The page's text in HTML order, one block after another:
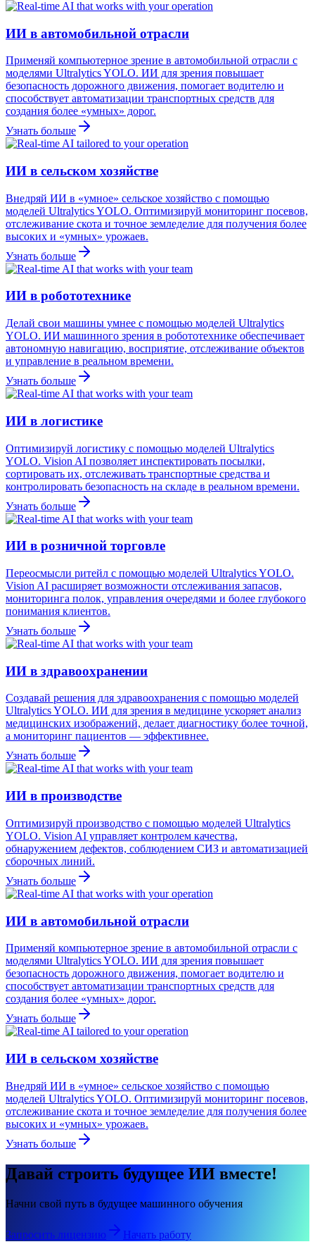
ИИ в автомобильной отрасли
Применяй компьютерное зрение в автомобильной отрасли с
моделями Ultralytics YOLO. ИИ для зрения повышает
безопасность дорожного движения, помогает водителю и
способствует автоматизации транспортных средств для
создания более «умных» дорог.
Узнать больше
ИИ в сельском хозяйстве
Внедряй ИИ в «умное» сельское хозяйство с помощью
моделей Ultralytics YOLO. Оптимизируй мониторинг посевов,
отслеживание скота и точное земледелие для получения более
высоких и «умных» урожаев.
Узнать больше
ИИ в робототехнике
Делай свои машины умнее с помощью моделей Ultralytics
YOLO. ИИ машинного зрения в робототехнике обеспечивает
автономную навигацию, восприятие, отслеживание объектов
и управление в реальном времени.
Узнать больше
ИИ в логистике
Оптимизируй логистику с помощью моделей Ultralytics
YOLO. Vision AI позволяет инспектировать посылки,
сортировать их, отслеживать транспортные средства и
контролировать безопасность на складе в реальном времени.
Узнать больше
ИИ в розничной торговле
Переосмысли ритейл с помощью моделей Ultralytics YOLO.
Vision AI расширяет возможности отслеживания запасов,
мониторинга полок, управления очередями и более глубокого
понимания клиентов.
Узнать больше
ИИ в здравоохранении
Создавай решения для здравоохранения с помощью моделей
Ultralytics YOLO. ИИ для зрения в медицине ускоряет анализ
медицинских изображений, делает диагностику более точной,
а мониторинг пациентов — эффективнее.
Узнать больше
ИИ в производстве
Оптимизируй производство с помощью моделей Ultralytics
YOLO. Vision AI управляет контролем качества,
обнаружением дефектов, соблюдением СИЗ и автоматизацией
сборочных линий.
Узнать больше
ИИ в автомобильной отрасли
Применяй компьютерное зрение в автомобильной отрасли с
моделями Ultralytics YOLO. ИИ для зрения повышает
безопасность дорожного движения, помогает водителю и
способствует автоматизации транспортных средств для
создания более «умных» дорог.
Узнать больше
ИИ в сельском хозяйстве
Внедряй ИИ в «умное» сельское хозяйство с помощью
моделей Ultralytics YOLO. Оптимизируй мониторинг посевов,
отслеживание скота и точное земледелие для получения более
высоких и «умных» урожаев.
Узнать больше
Давай строить будущее ИИ вместе!
Начни свой путь в будущее машинного обучения
Запросить лицензию Начать работу